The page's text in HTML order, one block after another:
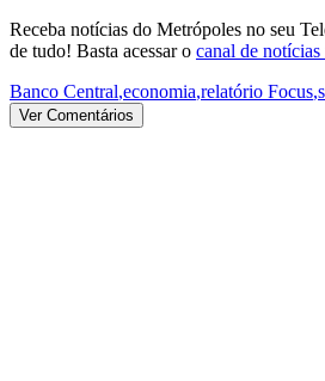
Receba notícias do Metrópoles no seu
de tudo! Basta acessar o canal de
Banco Central,economia,relatório Focus,
Ver Comentários